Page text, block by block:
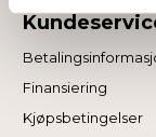
tjenestene deres.
Finansiering
Kjøpsbetingelser